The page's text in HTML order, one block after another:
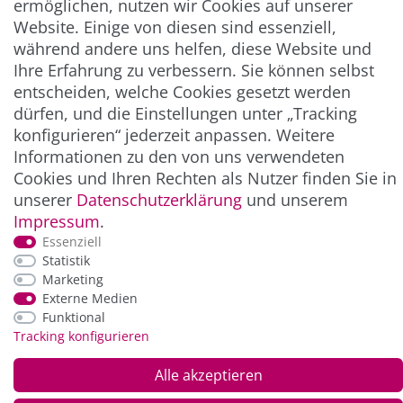
** Hierbei handelt es sich um ein Pflichtfeld.
ZAHLUNG & VERSAND
*Alle Preise inkl. der gesetzl. MwSt. zzgl.
und Versandkosten
ermöglichen, nutzen wir Cookies auf unserer
Website. Einige von diesen sind essenziell,
während andere uns helfen, diese Website und
Ihre Erfahrung zu verbessern. Sie können selbst
entscheiden, welche Cookies gesetzt werden
dürfen, und die Einstellungen unter „Tracking
konfigurieren“ jederzeit anpassen. Weitere
Informationen zu den von uns verwendeten
Cookies und Ihren Rechten als Nutzer finden Sie in
unserer Daten­schutz­erklärung und unserem
Impressum.
Essenziell
Statistik
Marketing
Externe Medien
Funktional
Tracking konfigurieren
Alle akzeptieren